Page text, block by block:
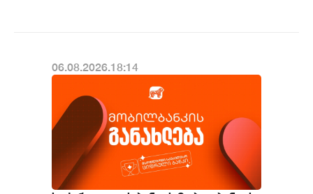
06.08.2026.18:14